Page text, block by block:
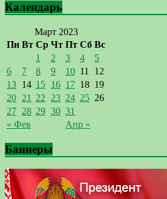
Календарь
Март 2023
Пн Вт Ср Чт Пт Сб Вс
« Фев Апр »
1 2 3 4
5
6
7 8 9 10 11
12
13 14 15 16 17 18 19
20 21 22 23 24 25 26
27 28 29 30 31
Баннеры